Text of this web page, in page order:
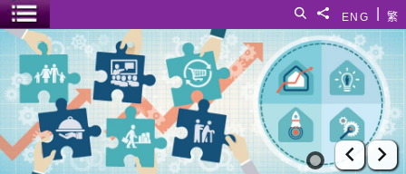
繁
ENG
分享給
搜寻
菜单开关
乐活老友
上一张
下